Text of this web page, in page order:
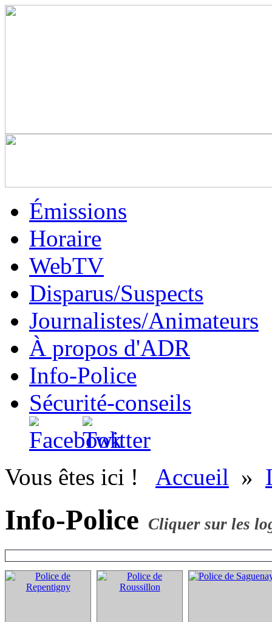
Émissions
Horaire
WebTV
Disparus/Suspects
Journalistes/Animateurs
À propos d'ADR
Info-Police
Sécurité-conseils
Vous êtes ici ! Accueil »
Info-Police Cliquer sur les
VOIR LES